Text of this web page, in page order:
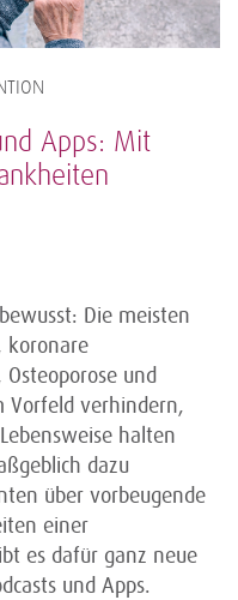
Apps: Mit
Die meisten
koronare
und
Vorfeld verhindern,
halten
dazu
über vorbeugende
einer
es dafür ganz neue
und Apps.